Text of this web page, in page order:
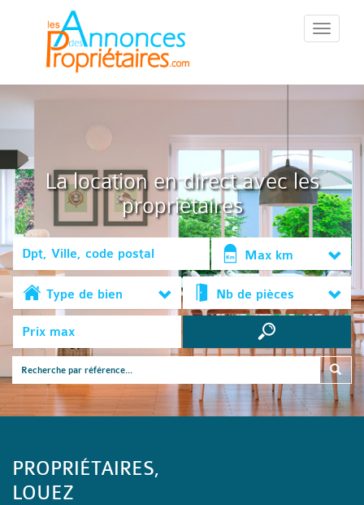
::Menu::
La location en direct avec les
propriétaires
Max km
Type de bien Nb de pièces
PROPRIÉTAIRES,
LOUEZ